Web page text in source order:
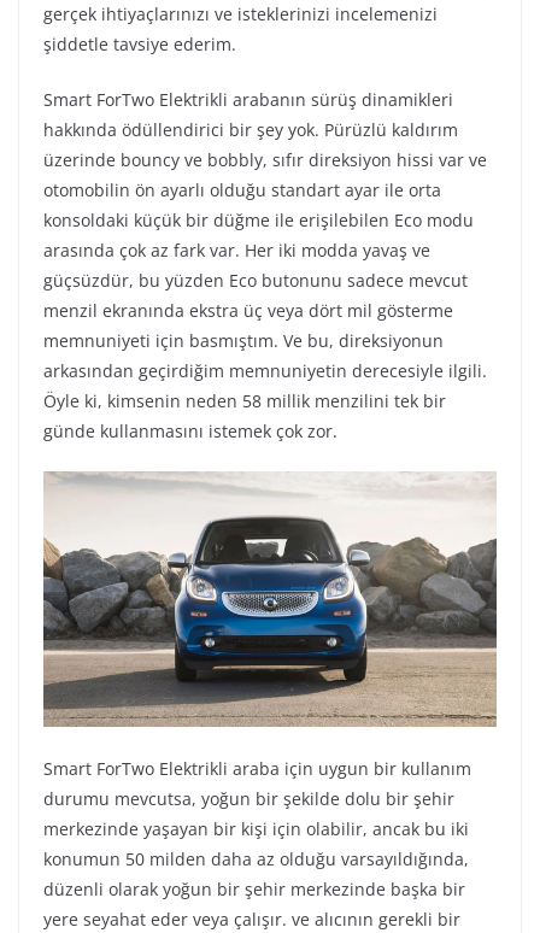
gerçek ihtiyaçlarınızı ve isteklerinizi incelemenizi
şiddetle tavsiye ederim.
Smart ForTwo Elektrikli arabanın sürüş dinamikleri
hakkında ödüllendirici bir şey yok. Pürüzlü kaldırım
üzerinde bouncy ve bobbly, sıfır direksiyon hissi var ve
otomobilin ön ayarlı olduğu standart ayar ile orta
konsoldaki küçük bir düğme ile erişilebilen Eco modu
arasında çok az fark var. Her iki modda yavaş ve
güçsüzdür, bu yüzden Eco butonunu sadece mevcut
menzil ekranında ekstra üç veya dört mil gösterme
memnuniyeti için basmıştım. Ve bu, direksiyonun
arkasından geçirdiğim memnuniyetin derecesiyle ilgili.
Öyle ki, kimsenin neden 58 millik menzilini tek bir
günde kullanmasını istemek çok zor.
Smart ForTwo Elektrikli araba için uygun bir kullanım
durumu mevcutsa, yoğun bir şekilde dolu bir şehir
merkezinde yaşayan bir kişi için olabilir, ancak bu iki
konumun 50 milden daha az olduğu varsayıldığında,
düzenli olarak yoğun bir şehir merkezinde başka bir
yere seyahat eder veya çalışır. ve alıcının gerekli bir